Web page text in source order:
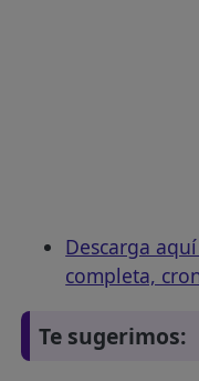
Descarga
completa,
Te sugerimos: